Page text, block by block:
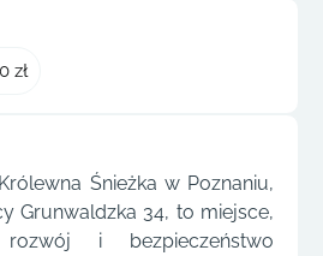
zł
Śnieżka w Poznaniu,
Grunwaldzka 34, to miejsce,
i bezpieczeństwo